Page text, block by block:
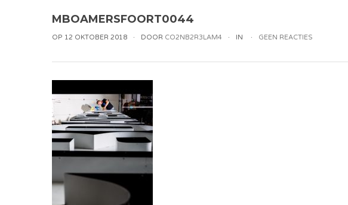
MBOAMERSFOORT0044
OP 12 OKTOBER 2018 DOOR CO2NB2R3LAM4 IN GEEN REACTIES